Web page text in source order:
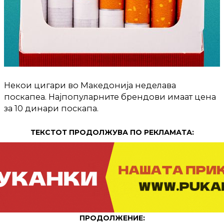
Некои цигари во Македонија неделава
поскапеа. Најпопуларните брендови имаат цена
за 10 динари поскапа.
ТЕКСТОТ ПРОДОЛЖУВА ПО РЕКЛАМАТА:
ПРОДОЛЖЕНИЕ: